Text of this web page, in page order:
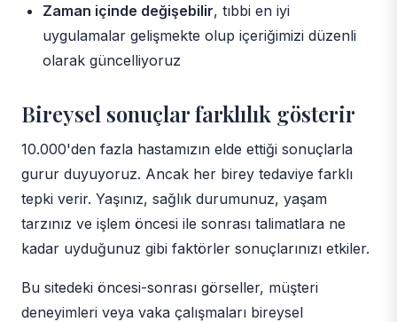
Zaman içinde değişebilir, tıbbi en iyi
uygulamalar gelişmekte olup içeriğimizi düzenli
olarak güncelliyoruz
Bireysel sonuçlar farklılık gösterir
10.000'den fazla hastamızın elde ettiği sonuçlarla
gurur duyuyoruz. Ancak her birey tedaviye farklı
tepki verir. Yaşınız, sağlık durumunuz, yaşam
tarzınız ve işlem öncesi ile sonrası talimatlara ne
kadar uyduğunuz gibi faktörler sonuçlarınızı etkiler.
Bu sitedeki öncesi-sonrası görseller, müşteri
deneyimleri veya vaka çalışmaları bireysel